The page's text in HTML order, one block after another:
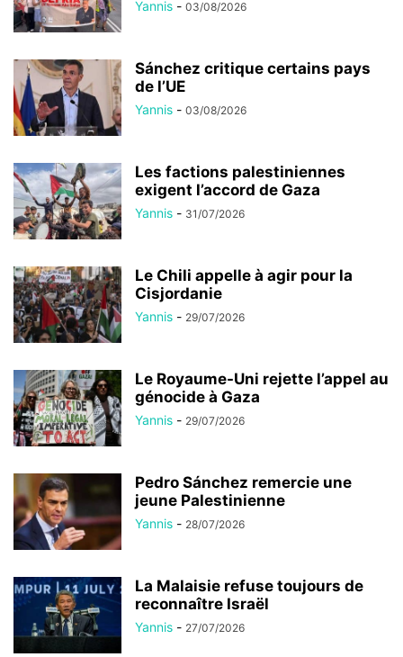
Yannis - 03/08/2026
Sánchez critique certains pays
de l’UE
Yannis - 03/08/2026
Les factions palestiniennes
exigent l’accord de Gaza
Yannis - 31/07/2026
Le Chili appelle à agir pour la
Cisjordanie
Yannis - 29/07/2026
Le Royaume-Uni rejette l’appel au
génocide à Gaza
Yannis - 29/07/2026
Pedro Sánchez remercie une
jeune Palestinienne
Yannis - 28/07/2026
La Malaisie refuse toujours de
reconnaître Israël
Yannis - 27/07/2026